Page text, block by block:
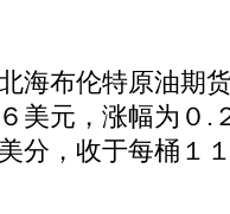
布伦特原油期
美元，涨幅为０.
分，收于每桶１